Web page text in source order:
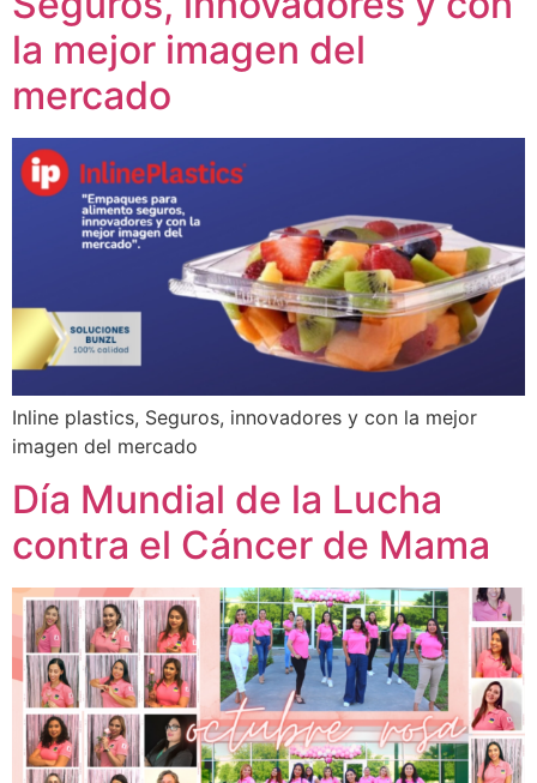
la mejor imagen del
mercado
Inline plastics, Seguros, innovadores y con la mejor
imagen del mercado
Día Mundial de la Lucha
contra el Cáncer de Mama